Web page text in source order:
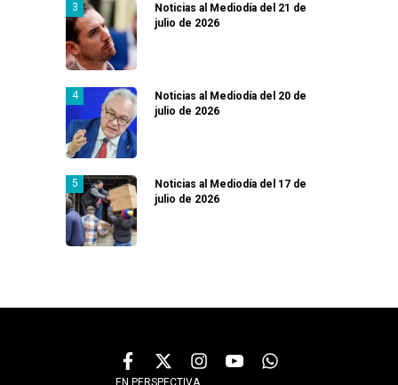
Noticias al Mediodía del 21 de
julio de 2026
Noticias al Mediodía del 20 de
julio de 2026
Noticias al Mediodía del 17 de
julio de 2026
EN PERSPECTIVA